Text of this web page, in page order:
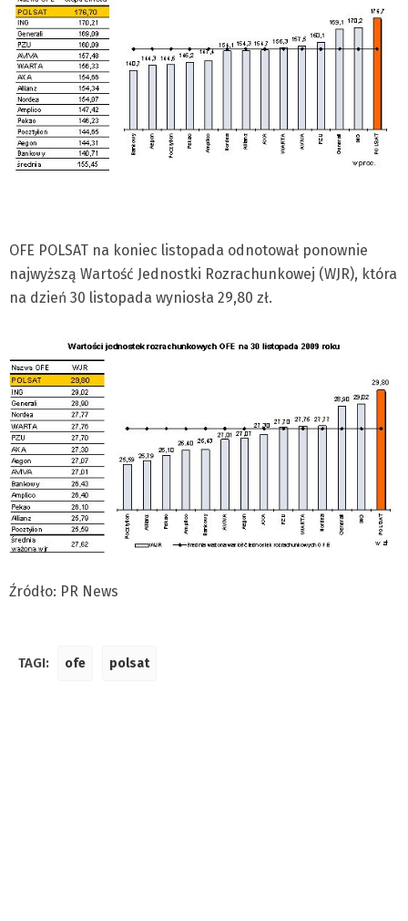
OFE POLSAT na koniec listopada odnotował ponownie
najwyższą Wartość Jednostki Rozrachunkowej (WJR), która
na dzień 30 listopada wyniosła 29,80 zł.
Źródło: PR News
TAGI: ofe polsat